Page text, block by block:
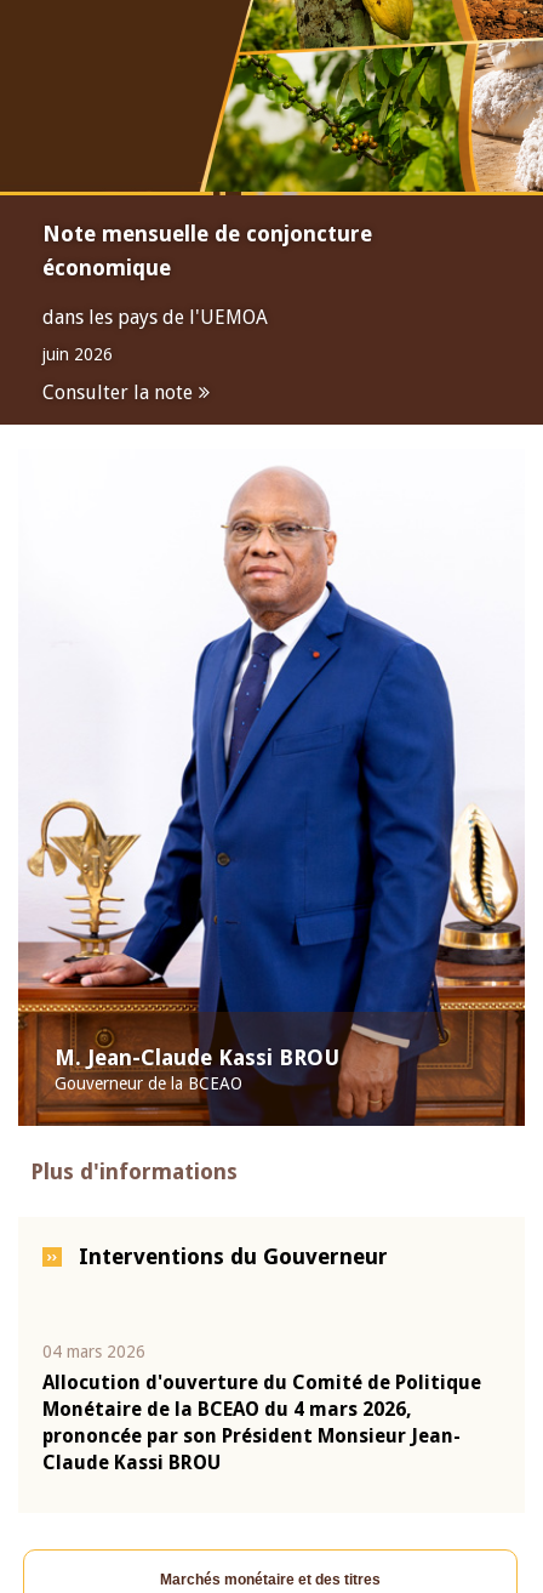
Note mensuelle de conjoncture
économique
dans les pays de l'UEMOA
juin 2026
Consulter la note
M. Jean-Claude Kassi BROU
Gouverneur de la BCEAO
Plus d'informations
Interventions du Gouverneur
04 mars 2026
Allocution d'ouverture du Comité de Politique
Monétaire de la BCEAO du 4 mars 2026,
prononcée par son Président Monsieur Jean-
Claude Kassi BROU
Marchés monétaire et des titres